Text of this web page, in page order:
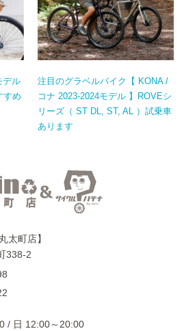
デル
すめ
注目のグラベルバイク【 KONA /
コナ 2023-2024モデル 】ROVEシ
リーズ（ ST DL, ST, AL ）試乗車
あります
太町店】
338-2
/ 日 12:00～20:00